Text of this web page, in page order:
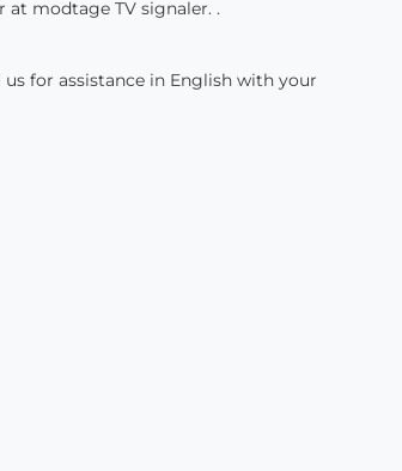
modtage TV signaler. .
for assistance in English with your